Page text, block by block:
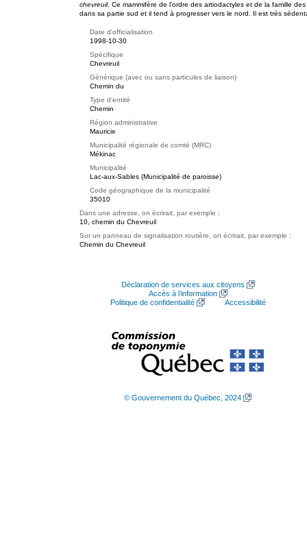
chevreuil. Ce mammifère de l'ordre des artiodactyles et de la famille
dans sa partie sud et il tend à progresser vers le nord. Il est très
Date d'officialisation
1998-10-30
Spécifique
Chevreuil
Générique (avec ou sans particules de liaison)
Chemin du
Type d'entité
Chemin
Région administrative
Mauricie
Municipalité régionale de comté (MRC)
Mékinac
Municipalité
Lac-aux-Sables (Municipalité de paroisse)
Code géographique de la municipalité
35010
Dans une adresse, on écrirait, par exemple :
10, chemin du Chevreuil
Sur un panneau de signalisation routière, on écrirait, par exemple :
Chemin du Chevreuil
Déclaration de services aux citoyens
Accès à l’information
Politique de confidentialité
Accessibilité
© Gouvernement du Québec, 2024